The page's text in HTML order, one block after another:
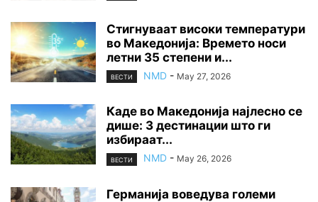
Стигнуваат високи температури
во Македонија: Времето носи
летни 35 степени и...
ВЕСТИ NMD - May 27, 2026
Каде во Македонија најлесно се
дише: 3 дестинации што ги
избираат...
ВЕСТИ NMD - May 26, 2026
Германија воведува големи